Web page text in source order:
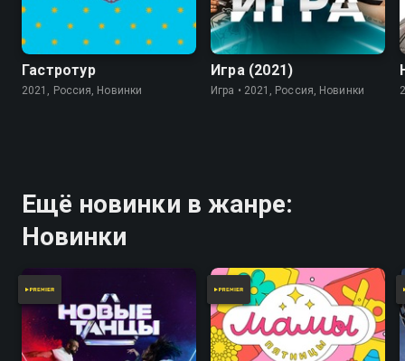
Гастротур
2021, Россия, Новинки
7.8
Игра (2021)
Игра • 2021, Россия, Новинки
Ещё новинки в жанре:
Новинки